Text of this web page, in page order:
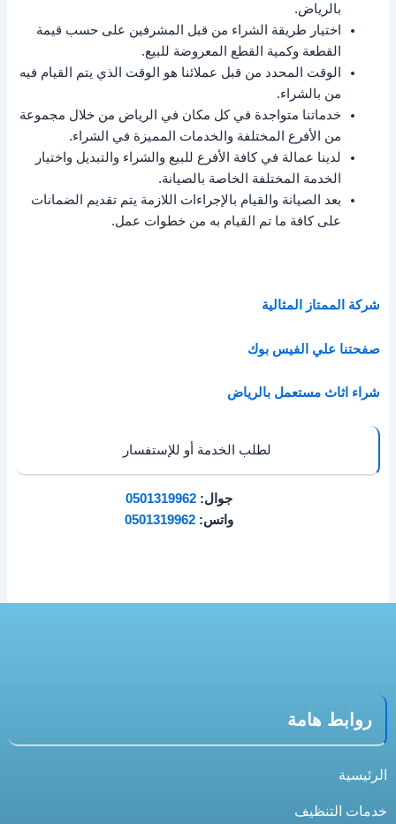
بالرياض.
اختيار طريقة الشراء من قبل المشرفين على حسب قيمة
القطعة وكمية القطع المعروضة للبيع.
الوقت المحدد من قبل عملائنا هو الوقت الذي يتم القيام فيه
من بالشراء.
خدماتنا متواجدة في كل مكان في الرياض من خلال مجموعة
من الأفرع المختلفة والخدمات المميزة في الشراء.
لدينا عمالة في كافة الأفرع للبيع والشراء والتبديل واختيار
الخدمة المختلفة الخاصة بالصيانة.
بعد الصيانة والقيام بالإجراءات اللازمة يتم تقديم الضمانات
على كافة ما تم القيام به من خطوات عمل.
شركة الممتاز المثالية
صفحتنا علي الفيس بوك
شراء اثاث مستعمل بالرياض
لطلب الخدمة أو للإستفسار
جوال:0501319962
واتس:0501319962
روابط هامة
الرئيسية
خدمات التنظيف